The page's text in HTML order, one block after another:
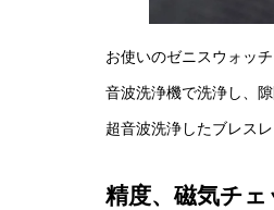
お使いのゼニスウォッ
音波洗浄機で洗浄し、
超音波洗浄したブレス
精度、磁気チェ